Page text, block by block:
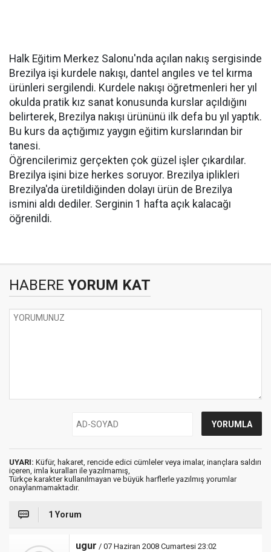
Halk Eğitim Merkez Salonu'nda açılan nakış sergisinde
Brezilya işi kurdele nakışı, dantel angıles ve tel kırma
ürünleri sergilendi. Kurdele nakışı öğretmenleri her yıl
okulda pratik kız sanat konusunda kurslar açıldığını
belirterek, Brezilya nakışı ürününü ilk defa bu yıl yaptık.
Bu kurs da açtığımız yaygın eğitim kurslarından bir
tanesi.
Öğrencilerimiz gerçekten çok güzel işler çıkardılar.
Brezilya işini bize herkes soruyor. Brezilya iplikleri
Brezilya'da üretildiğinden dolayı ürün de Brezilya
ismini aldı dediler. Serginin 1 hafta açık kalacağı
öğrenildi.
HABERE YORUM KAT
UYARI: Küfür, hakaret, rencide edici cümleler veya imalar, inançlara saldırı
içeren, imla kuralları ile yazılmamış,
Türkçe karakter kullanılmayan ve büyük harflerle yazılmış yorumlar
onaylanmamaktadır.
1 Yorum
ugur / 07 Haziran 2008 Cumartesi 23:02